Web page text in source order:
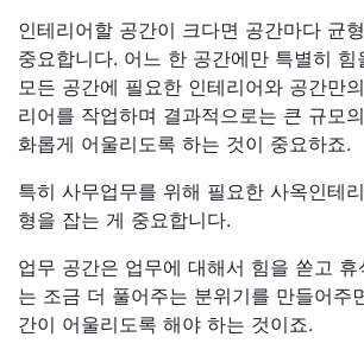
인테리어할 공간이 크다면 공간마다 균
중요합니다. 어느 한 공간에만 특별히
모든 공간에 필요한 인테리어와 공간만
리어를 작업하며 결과적으로는 큰 규모
화롭게 어울리도록 하는 것이 중요하죠.
특히 사무업무를 위해 필요한 사옥인테
형을 잡는 게 중요합니다.
업무 공간은 업무에 대해서 힘을 쏟고 휴
는 조금 더 풀어주는 분위기를 만들어주
간이 어울리도록 해야 하는 것이죠.